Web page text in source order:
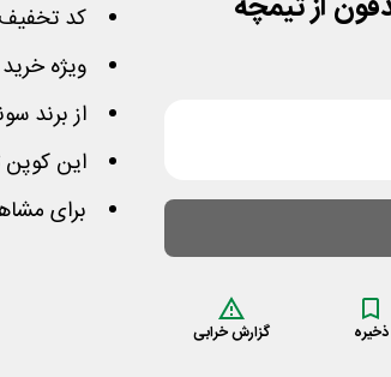
ذخیره گزارش خرابی
کد
ویژه
از برند
این کوپن تیمچه
برای